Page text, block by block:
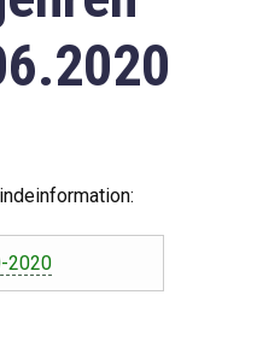
2020